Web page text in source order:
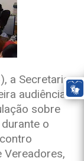
a Secretaria
audiência
sobre
o
Vereadores,